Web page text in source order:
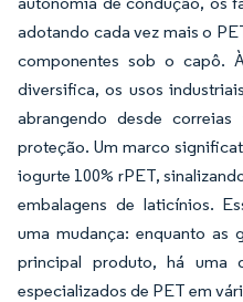
adotando cada vez mais o
componentes sob o capô.
diversifica, os usos
abrangendo desde
proteção. Um marco
iogurte 100% rPET,
embalagens de laticínios.
uma mudança: enquanto as
principal produto, há uma
especializados de PET em